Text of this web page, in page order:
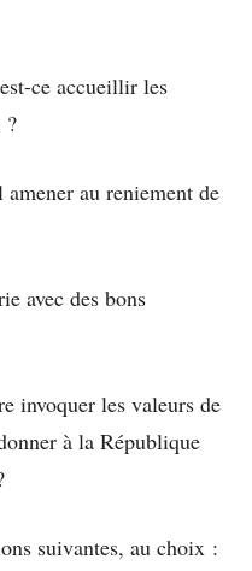
ce accueillir les
?
au reniement de
avec des bons
invoquer les valeurs de
à la République
suivantes, au choix :